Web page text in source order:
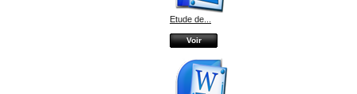
Etude de...
Voir